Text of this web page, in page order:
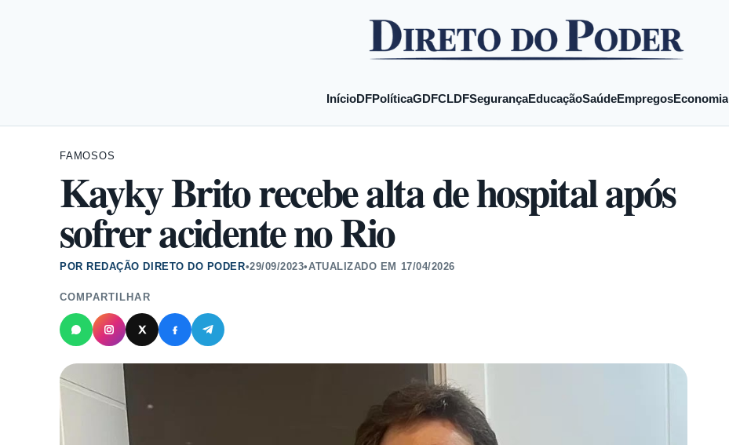
InícioDFPolíticaGDFCLDFSegurançaEducaçãoSaúdeEmpregosEconomia
FAMOSOS
Kayky Brito recebe alta de hospital após
sofrer acidente no Rio
POR REDAÇÃO DIRETO DO PODER•29/09/2023•ATUALIZADO EM 17/04/2026
COMPARTILHAR